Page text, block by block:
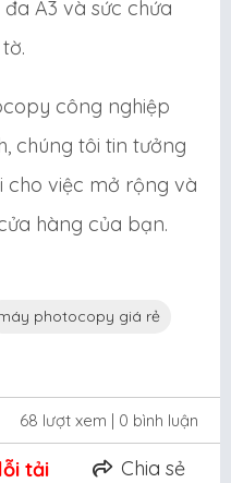
A3 và sức chứa
công nghiệp
chúng tôi tin tưởng
cho việc mở rộng và
hàng của bạn.
photocopy giá rẻ
68 lượt xem | 0 bình luận
tải
Chia sẻ